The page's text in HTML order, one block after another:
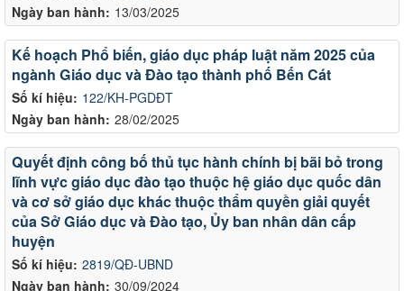
Ngày ban hành: 13/03/2025
Số kí hiệu: 122/KH-PGDĐT
Ngày ban hành: 28/02/2025
Kế hoạch Phổ biến, giáo dục pháp luật năm 2025 của
ngành Giáo dục và Đào tạo thành phố Bến Cát
Số kí hiệu: 2819/QĐ-UBND
Ngày ban hành: 30/09/2024
Quyết định công bố thủ tục hành chính bị bãi bỏ trong
lĩnh vực giáo dục đào tạo thuộc hệ giáo dục quốc dân
và cơ sở giáo dục khác thuộc thẩm quyền giải quyết
của Sở Giáo dục và Đào tạo, Ủy ban nhân dân cấp
huyện